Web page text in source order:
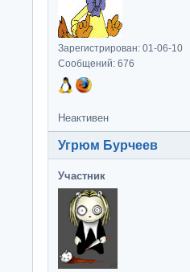
Зарегистрирован: 01-06-10
Сообщений: 676
Неактивен
Угрюм Бурчеев
Участник